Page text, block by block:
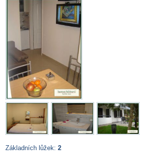
Základních lůžek: 2